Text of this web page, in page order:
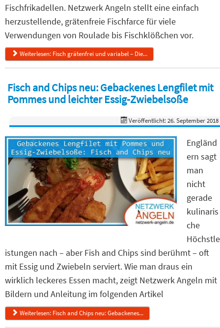
Fischfrikadellen. Netzwerk Angeln stellt eine einfach
herzustellende, grätenfreie Fischfarce für viele
Verwendungen von Roulade bis Fischklößchen vor.
Weiterlesen: Fisch grätenfrei und variabel – Die...
Fisch and Chips neu: Gebackenes Lengfilet mit
Pommes und leichter Essig-Zwiebelsoße
Veröffentlicht: 26. September 2018
Engländ
ern sagt
man
nicht
gerade
kulinaris
che
Höchstle
istungen nach – aber Fish and Chips sind berühmt – oft
mit Essig und Zwiebeln serviert. Wie man draus ein
wirklich leckeres Essen macht, zeigt Netzwerk Angeln mit
Bildern und Anleitung im folgenden Artikel
Weiterlesen: Fisch and Chips neu: Gebackenes...